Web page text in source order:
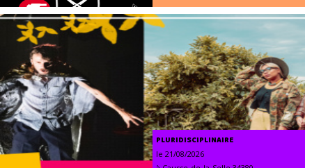
PLURIDISCIPLINAIRE
le 21/08/2026